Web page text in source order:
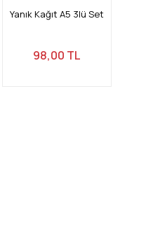
Yanık Kağıt A5 3lü Set
98,00 TL